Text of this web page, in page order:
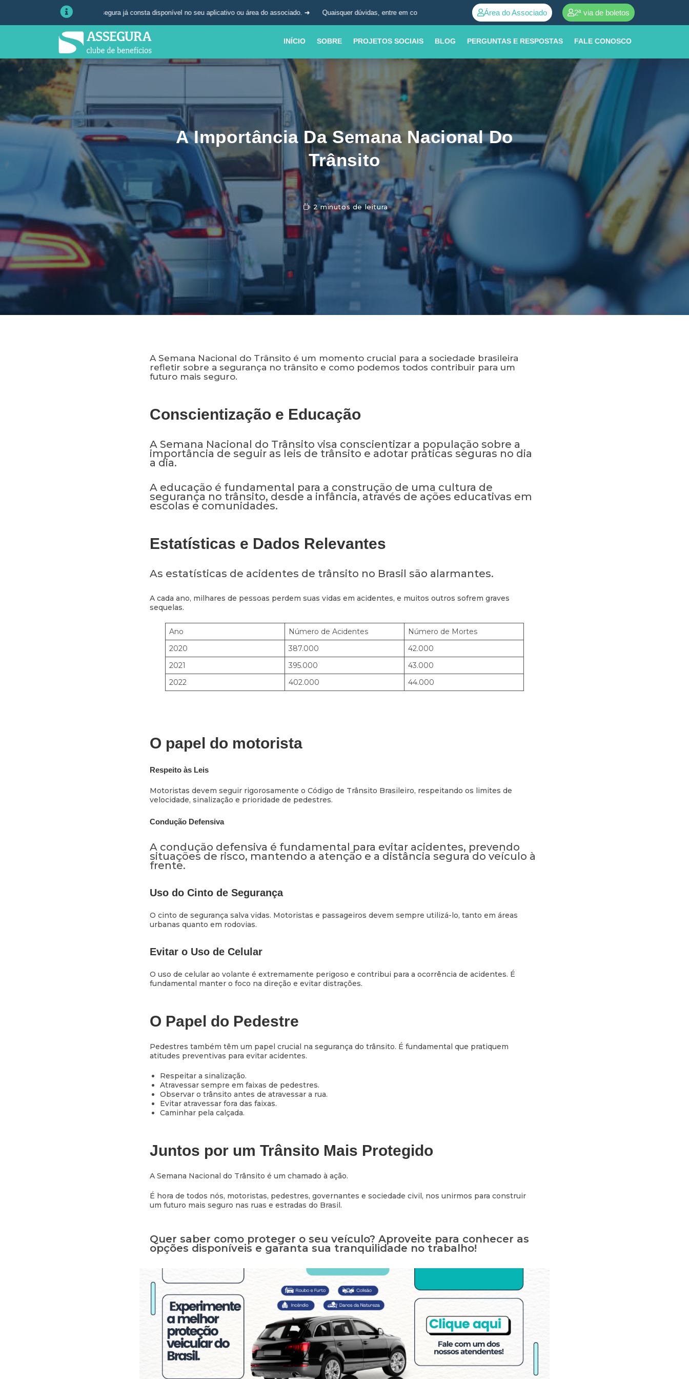
Veicular da Assegura já consta disponível no seu aplicativo ou área do associado. ➜ Quaisquer dúvidas, entre em contato com a nossa central de atendimento ➜ 0800 252 0001
Área do Associado 2ª via de boletos
INÍCIO SOBRE PROJETOS SOCIAIS BLOG PERGUNTAS E RESPOSTAS FALE CONOSCO
A Importância Da Semana Nacional Do
Trânsito
2 minutos de leitura
A Semana Nacional do Trânsito é um momento crucial para a sociedade brasileira
refletir sobre a segurança no trânsito e como podemos todos contribuir para um
futuro mais seguro.
Conscientização e Educação
A Semana Nacional do Trânsito visa conscientizar a população sobre a
importância de seguir as leis de trânsito e adotar práticas seguras no dia
a dia.
A educação é fundamental para a construção de uma cultura de
segurança no trânsito, desde a infância, através de ações educativas em
escolas e comunidades.
Estatísticas e Dados Relevantes
As estatísticas de acidentes de trânsito no Brasil são alarmantes.
A cada ano, milhares de pessoas perdem suas vidas em acidentes, e muitos outros sofrem graves
sequelas.
Ano Número de Acidentes
Número de Mortes
2020
387.000
42.000
2021
395.000
43.000
2022
402.000 44.000
O papel do motorista
Respeito às Leis
Motoristas devem seguir rigorosamente o Código de Trânsito Brasileiro, respeitando os limites de
velocidade, sinalização e prioridade de pedestres.
Condução Defensiva
A condução defensiva é fundamental para evitar acidentes, prevendo
situações de risco, mantendo a atenção e a distância segura do veículo à
frente.
Uso do Cinto de Segurança
O cinto de segurança salva vidas. Motoristas e passageiros devem sempre utilizá-lo, tanto em áreas
urbanas quanto em rodovias.
Evitar o Uso de Celular
O uso de celular ao volante é extremamente perigoso e contribui para a ocorrência de acidentes. É
fundamental manter o foco na direção e evitar distrações.
O Papel do Pedestre
Pedestres também têm um papel crucial na segurança do trânsito. É fundamental que pratiquem
atitudes preventivas para evitar acidentes.
Respeitar a sinalização.
Atravessar sempre em faixas de pedestres.
Observar o trânsito antes de atravessar a rua.
Evitar atravessar fora das faixas.
Caminhar pela calçada.
Juntos por um Trânsito Mais Protegido
A Semana Nacional do Trânsito é um chamado à ação.
É hora de todos nós, motoristas, pedestres, governantes e sociedade civil, nos unirmos para construir
um futuro mais seguro nas ruas e estradas do Brasil.
Quer saber como proteger o seu veículo? Aproveite para conhecer as
opções disponíveis e garanta sua tranquilidade no trabalho!